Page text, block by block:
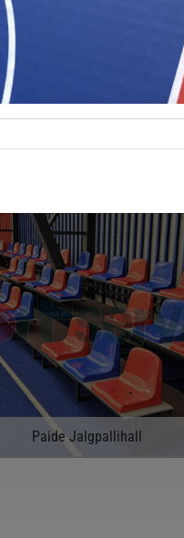
Paepargi korvpalliväljak
Paide Jalgpallihall